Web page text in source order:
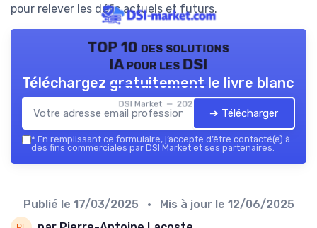
pour relever les défis actuels et futurs.
TOP 10 des solutions
IA pour les DSI
DSI Market — 2026
Téléchargez gratuitement le livre blanc
➔ Télécharger
* En remplissant ce formulaire, j’accepte d’être contacté(e) à
des fins commerciales par DSI Market et ses partenaires.
Publié le 17/03/2025 • Mis à jour le 12/06/2025